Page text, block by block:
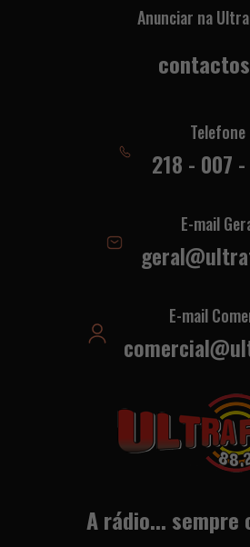
Anunciar na
contactos
Telefone
218 - 007
E-mail
E-mail
A rádio... sempre